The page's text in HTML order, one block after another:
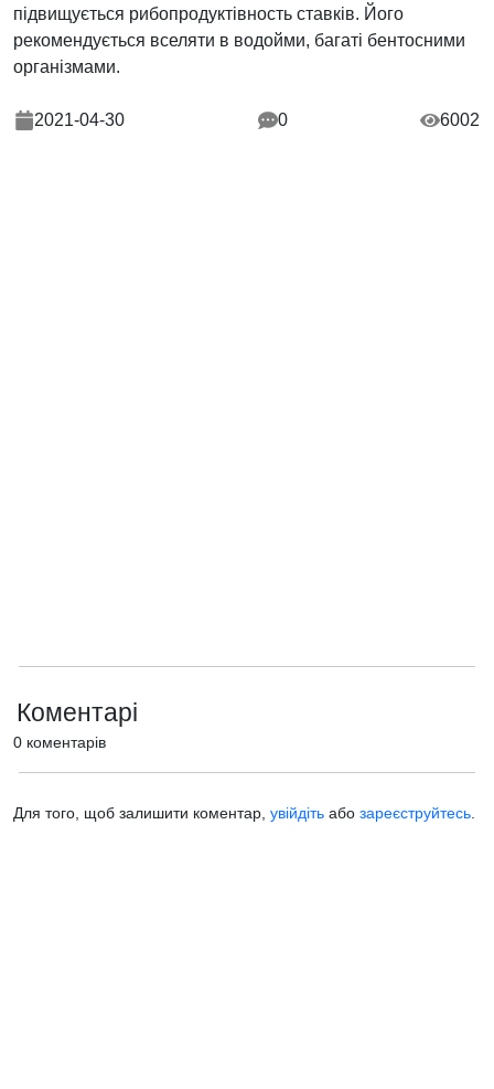
підвищується рибопродуктівность ставків. Його
рекомендується вселяти в водойми, багаті бентосними
організмами.
2021-04-30 0 6002
Коментарі
0 коментарів
Для того, щоб залишити коментар, увійдіть або зареєструйтесь